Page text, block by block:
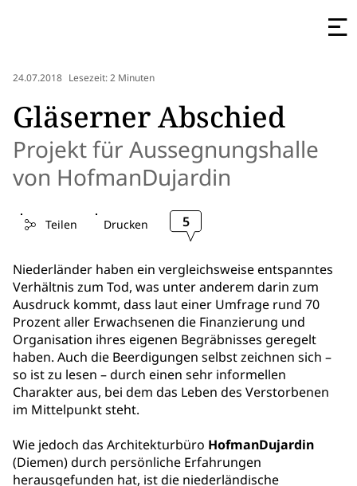
24.07.2018 Lesezeit: 2 Minuten
Gläserner Abschied
Projekt für Aussegnungshalle
von HofmanDujardin
Teilen Drucken 5
Niederländer haben ein vergleichsweise entspanntes
Verhältnis zum Tod, was unter anderem darin zum
Ausdruck kommt, dass laut einer Umfrage rund 70
Prozent aller Erwachsenen die Finanzierung und
Organisation ihres eigenen Begräbnisses geregelt
haben. Auch die Beerdigungen selbst zeichnen sich –
so ist zu lesen – durch einen sehr informellen
Charakter aus, bei dem das Leben des Verstorbenen
im Mittelpunkt steht.
Wie jedoch das Architekturbüro HofmanDujardin
(Diemen) durch persönliche Erfahrungen
herausgefunden hat, ist die niederländische